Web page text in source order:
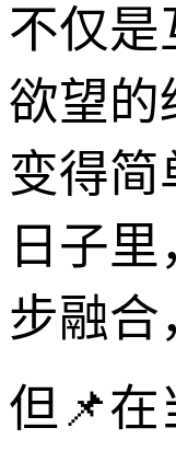
不仅是
欲望的
变得
日子
步融合
但📌在